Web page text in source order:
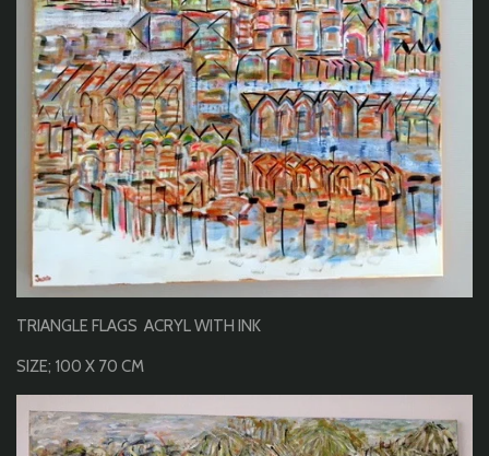
TRIANGLE FLAGS ACRYL WITH INK
SIZE; 100 X 70 CM